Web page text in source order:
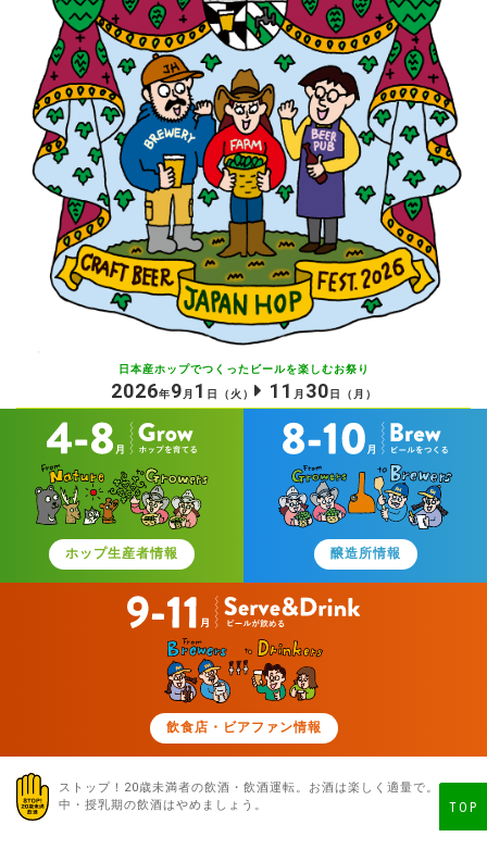
TOP
日本産ホップでつくったビールを楽しむお祭り
2026年9月 1 日 （火） 11 月 30 日 （月）
ホップ生産者情報 醸造所情報
飲食店・ビアファン情報
ストップ！20歳未満者の飲酒・飲酒運転。お酒は楽しく適量で。 妊娠
中・授乳期の飲酒はやめましょう。